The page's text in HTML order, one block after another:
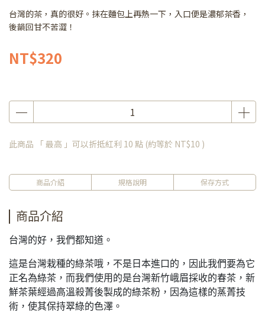
台灣的茶，真的很好。抹在麵包上再熱一下，入口便是濃郁茶香，
後韻回甘不苦澀！
NT$320
此商品 「 最高 」可以折抵紅利 10 點 (約等於 NT$10 )
商品介紹 規格說明 保存方式
商品介紹
台灣的好，我們都知道。
這是台灣栽種的綠茶哦，不是日本進口的，因此我們要為它
正名為綠茶，而我們使用的是台灣新竹峨眉採收的春茶，新
鮮茶葉經過高溫殺菁後製成的綠茶粉，因為這樣的蒸菁技
術，使其保持翠綠的色澤。